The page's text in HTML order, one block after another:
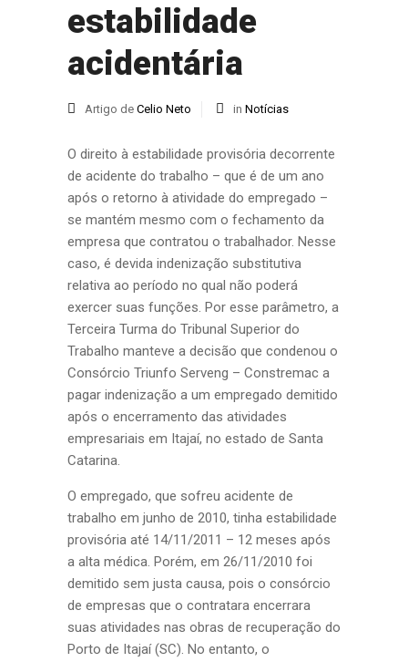
estabilidade
acidentária
Artigo de Celio Neto in Notícias
O direito à estabilidade provisória decorrente
de acidente do trabalho – que é de um ano
após o retorno à atividade do empregado –
se mantém mesmo com o fechamento da
empresa que contratou o trabalhador. Nesse
caso, é devida indenização substitutiva
relativa ao período no qual não poderá
exercer suas funções. Por esse parâmetro, a
Terceira Turma do Tribunal Superior do
Trabalho manteve a decisão que condenou o
Consórcio Triunfo Serveng – Constremac a
pagar indenização a um empregado demitido
após o encerramento das atividades
empresariais em Itajaí, no estado de Santa
Catarina.
O empregado, que sofreu acidente de
trabalho em junho de 2010, tinha estabilidade
provisória até 14/11/2011 – 12 meses após
a alta médica. Porém, em 26/11/2010 foi
demitido sem justa causa, pois o consórcio
de empresas que o contratara encerrara
suas atividades nas obras de recuperação do
Porto de Itajaí (SC). No entanto, o